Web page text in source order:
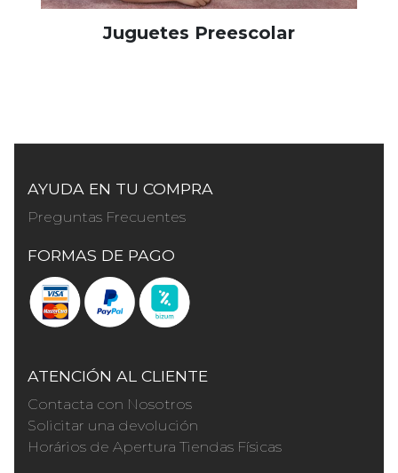
Juguetes Preescolar
AYUDA EN TU COMPRA
Preguntas Frecuentes
FORMAS DE PAGO
ATENCIÓN AL CLIENTE
Contacta con Nosotros
Solicitar una devolución
Horários de Apertura Tiendas Físicas